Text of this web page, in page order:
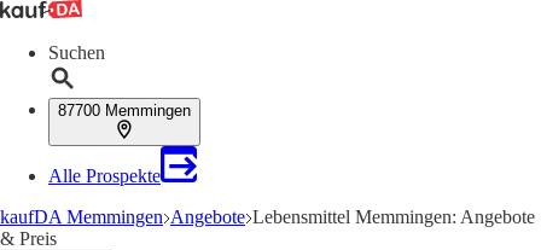
Suchen
87700 Memmingen
Alle Prospekte
kaufDA Memmingen Angebote Lebensmittel Memmingen: Angebote
& Preis